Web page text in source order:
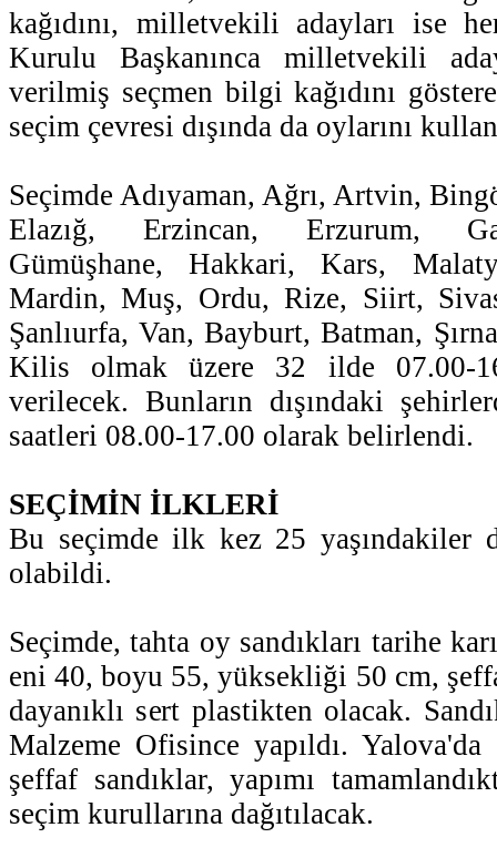
kağıdını, milletvekili adayları ise
Kurulu Başkanınca milletvekili
verilmiş seçmen bilgi kağıdını
seçim çevresi dışında da oylarını
Seçimde Adıyaman, Ağrı, Artvin,
Elazığ, Erzincan, Erzurum,
Gümüşhane, Hakkari, Kars,
Mardin, Muş, Ordu, Rize, Siirt,
Şanlıurfa, Van, Bayburt, Batman,
Kilis olmak üzere 32 ilde 07.00-
verilecek. Bunların dışındaki
saatleri 08.00-17.00 olarak belirlendi.
SEÇİMİN İLKLERİ
Bu seçimde ilk kez 25 yaşındakiler
olabildi.
Seçimde, tahta oy sandıkları tarihe
eni 40, boyu 55, yüksekliği 50 cm,
dayanıklı sert plastikten olacak.
Malzeme Ofisince yapıldı. Yalova'da
şeffaf sandıklar, yapımı
seçim kurullarına dağıtılacak.